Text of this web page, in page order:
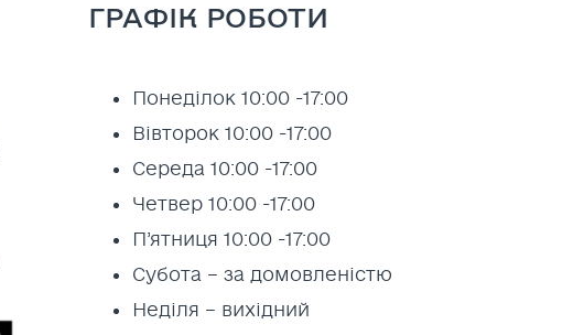
ГРАФІК РОБОТИ
Понеділок 10:00 -17:00
Вівторок 10:00 -17:00
Середа 10:00 -17:00
Четвер 10:00 -17:00
П’ятниця 10:00 -17:00
Субота – за домовленістю
Неділя – вихідний